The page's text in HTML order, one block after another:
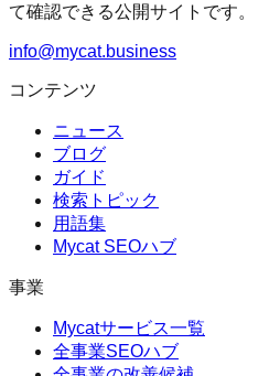
て確認できる公開サイトです。
info@mycat.business
コンテンツ
ニュース
ブログ
ガイド
検索トピック
用語集
Mycat SEOハブ
事業
Mycatサービス一覧
全事業SEOハブ